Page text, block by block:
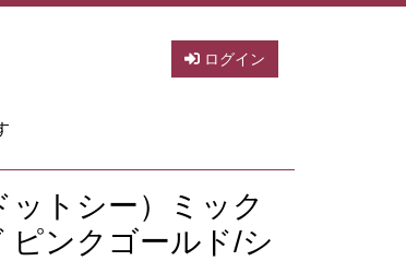
ログイン
トシー）ミック
ピンクゴールド/シ